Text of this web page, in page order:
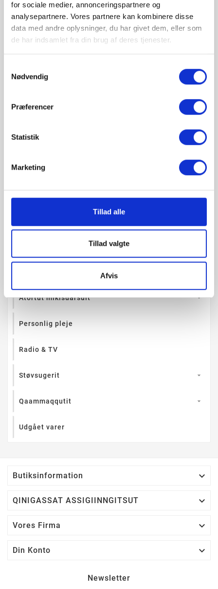
for sociale medier, annonceringspartnere og
analysepartnere. Vores partnere kan kombinere disse
data med andre oplysninger, du har givet dem, eller som
de har indsamlet fra din brug af deres tjenester.
Nødvendig
Præferencer
Statistik
Marketing
Tillad alle
Tillad valgte
Afvis
check Quersuarmiitippaa
check Køb & afhent
Nillataartitsivik/qerititsivik 
Uunnaaviit
Atortut mikisuarsuit 
Personlig pleje
Radio & TV
Støvsugerit 
Qaammaqqutit 
Udgået varer
Butiksinformation 
QINIGASSAT ASSIGIINNGITSUT 
Vores Firma 
Din Konto 
Newsletter